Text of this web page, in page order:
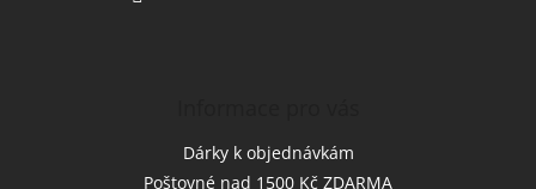
Dárky k objednávkám
Poštovné nad 1500 Kč ZDARMA